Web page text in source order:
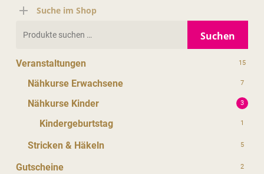
Suche im Shop
Suchen
Veranstaltungen 15
Nähkurse Erwachsene 7
Nähkurse Kinder 3
Kindergeburtstag 1
Stricken & Häkeln 5
Gutscheine 2